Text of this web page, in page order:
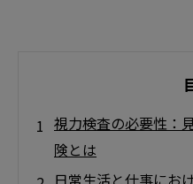
視力検査の必要性：
険とは
日常生活と仕事にお